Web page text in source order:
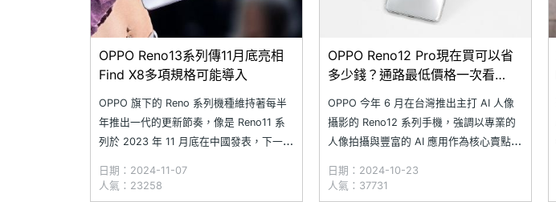
OPPO Reno13系列傳11月底亮相
Find X8多項規格可能導入
OPPO 旗下的 Reno 系列機種維持著每半
年推出一代的更新節奏，像是 Reno11 系
列於 2023 年 11 月底在中國發表，下一代
日傳出，OPPO 新一代 Reno13 系列手機
已在準備當中，最快 11 月就會底推出，並
日期：2024-11-07
人氣：23258
OPPO Reno12 Pro現在買可以省
多少錢？通路最低價格一次看
(2024.10)
OPPO 今年 6 月在台灣推出主打 AI 人像
攝影的 Reno12 系列手機，強調以專業的
人像拍攝與豐富的 AI 應用作為核心賣點。
畫素三鏡頭，結合 AI 閉眼修復、AI 物件
消除等實用功能，無論拍照或是修圖都能
日期：2024-10-23
人氣：37731